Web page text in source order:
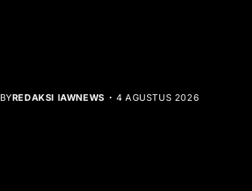
BYREDAKSI IAWNEWS 4 AGUSTUS 2026